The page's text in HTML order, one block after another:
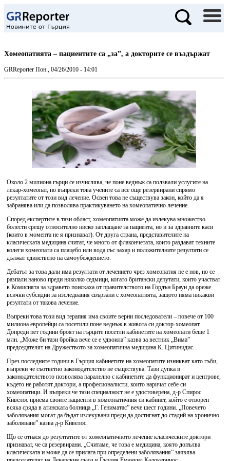
Хомеопатията – пациентите са „за”, а докторите се въздържат
GRReporter Пон., 04/26/2010 - 14:01
Около 2 милиона гърци се изчислява, че поне веднъж са ползвали услугите на
лекар-хомеопат, но въпреки това учените са все още резервирани спрямо
резултатите от този вид лечение. Освен това не съществува закон, който да я
забранява или да позволява практикуването на хомеопатично лечение.
Според експертите в тази област, хомеопатията може да излекува множество
болести срещу относително ниско заплащане за пациента, но и за здравните каси
(които в момента не я признават). От друга страна, представителите на
класическата медицина считат, че много от флакончетата, които раздават техните
колеги хомеопати са плацебо или вода със захар и положителните резултати се
дължат единствено на самоубеждението.
Дебатът за това дали има резултати от лечението чрез хомеопатия не е нов, но се
разпали наново преди няколко седмици, когато британски депутати, които участват
в Комисията за здравето поискаха от правителството на Гордън Браун да ореже
всички субсидии за изследвания свързани с хомеопатията, защото няма никакви
резултати от такова лечение.
Въпреки това този вид терапия има своите верни последователи – повече от 100
милиона европейци са посетили поне веднъж в живота си доктор-хомеопат.
Допреди пет години броят на гърците посетли кабинетите на хомеопати беше 1
млн. „Може би тази бройка вече се е удвоила” казва за вестник „Вима”
председателят на Дружеството за хомеопатична медицина К. Цитинидис.
През последните години в Гърция кабинетите на хомеопатите изникват като гъби,
въпреки че съответно законодателство не съществува. Тази дупка в
законодателството позволява паралелно с кабинетите да функционират и центрове,
където не работят доктори, а професионалисти, които наричат себе си
хомеопатици. И въпреки че тази специалност не е удостоверена, д-р Спирос
Кивелос приема своите пациенти в хомеопатичния си кабинет, който е отворен
всяка сряда в атинската болница „Г. Гениматас” вече шест години. „Повечето
заболявания могат да бъдат излекувани преди да достигнат до стадий на хронично
заболяване” казва д-р Кивелос.
Що се отнася до резултатите от хомеопатичното лечение класическите доктори
признават, че са резервирани. „Считаме, че това е медицина, която допълва
класическата и може да се прилага при определени заболявания” заявява